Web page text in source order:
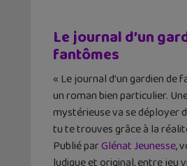
Le journal d’un
fantômes
« Le journal d’un gardien de
un roman bien particulier.
mystérieuse va se déployer
tu te trouves grâce à la
Publié parGlénat Jeunesse,